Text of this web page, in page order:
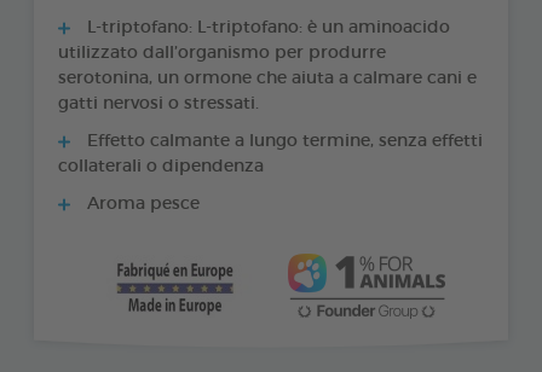
L-triptofano: L-triptofano: è un aminoacido
utilizzato dall’organismo per produrre
serotonina, un ormone che aiuta a calmare cani e
gatti nervosi o stressati.
Effetto calmante a lungo termine, senza effetti
collaterali o dipendenza
Aroma pesce